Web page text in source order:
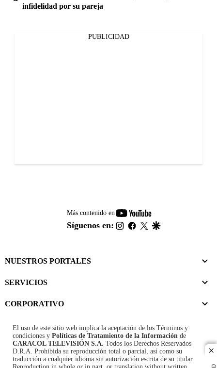
infidelidad por su pareja
PUBLICIDAD
Más contenido en
youtube-
footer
Síguenos en: instagram
facebook
twitter
NUESTROS PORTALES
SERVICIOS
CORPORATIVO
El uso de este sitio web implica la aceptación de los Términos y
condiciones y Políticas de Tratamiento de la Información de
CARACOL TELEVISIÓN S.A. Todos los Derechos Reservados
D.R.A. Prohibida su reproducción total o parcial, así como su
traducción a cualquier idioma sin autorización escrita de su titular.